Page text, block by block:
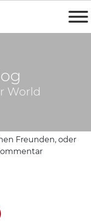
World
Freunden, oder